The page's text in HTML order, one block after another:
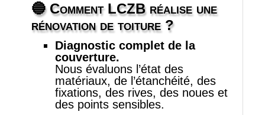
🔵 Comment LCZB réalise une
rénovation de toiture ?
Diagnostic complet de la
couverture.
Nous évaluons l’état des
matériaux, de l’étanchéité, des
fixations, des rives, des noues et
des points sensibles.